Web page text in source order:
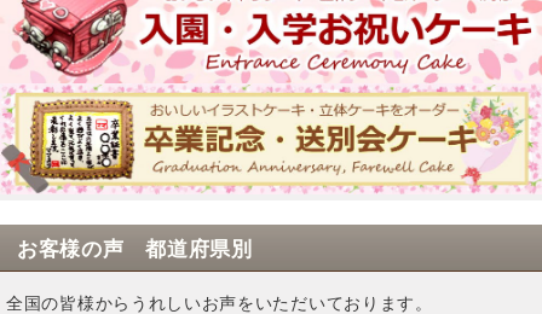
お客様の声 都道府県別
全国の皆様からうれしいお声をいただいております。